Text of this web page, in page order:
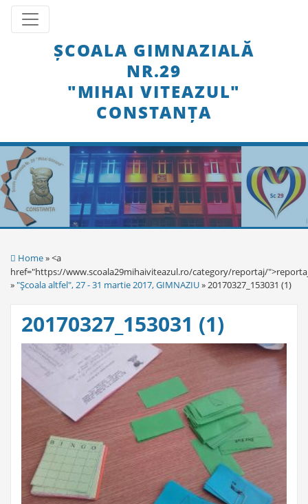
SkipToggle navigation
ȘCOALA GIMNAZIALĂ
NR.29
"MIHAI VITEAZUL"
CONSTANȚA
Home» <a
href="https://www.scoala29mihaiviteazul.ro/category/reportaj/
»"Şcoala altfel", 27 - 31 martie 2017, GIMNAZIU» 20170327_153031 (1)
20170327_153031 (1)